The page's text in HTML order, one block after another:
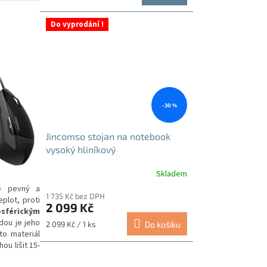
pevný a
proti
je jeho
materiál
lišit 15-
5
hvězdiček.
Do vyprodání !
–30 %
Jincomso stojan na notebook
vysoký hliníkový
produktu
je
5,0
5
Skladem
1 735 Kč bez DPH
2 099 Kč
Měrná
2 099 Kč / 1 ks Do košíku